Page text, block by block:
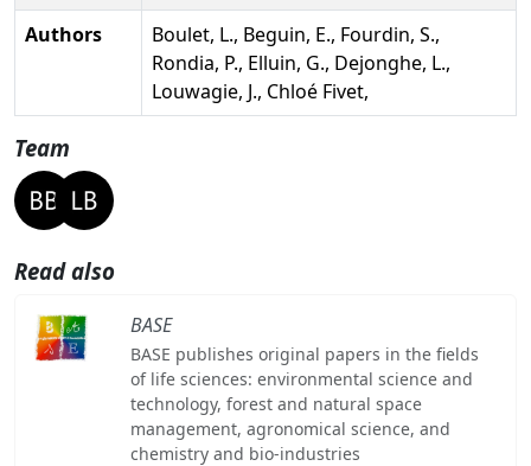
Authors
Boulet, L., Beguin, E., Fourdin, S.,
Rondia, P., Elluin, G., Dejonghe, L.,
Louwagie, J., Chloé Fivet,
Team
Read also
BASE
BASE publishes original papers in the fields
of life sciences: environmental science and
technology, forest and natural space
management, agronomical science, and
chemistry and bio-industries